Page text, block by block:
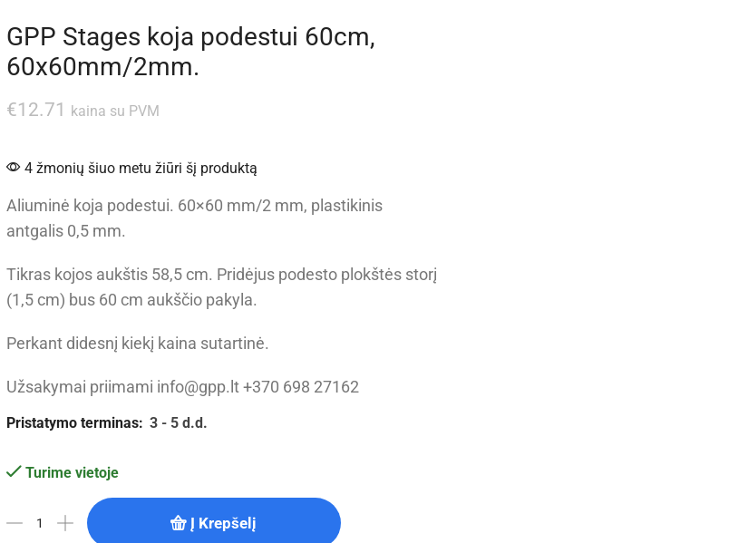
GPP Stages koja podestui 60cm,
60x60mm/2mm.
€12.71 kaina su PVM
4 žmonių šiuo metu žiūri šį produktą
Aliuminė koja podestui. 60×60 mm/2 mm, plastikinis
antgalis 0,5 mm.
Tikras kojos aukštis 58,5 cm. Pridėjus podesto plokštės storį
(1,5 cm) bus 60 cm aukščio pakyla.
Perkant didesnį kiekį kaina sutartinė.
Užsakymai priimami info@gpp.lt +370 698 27162
Pristatymo terminas: 3 - 5 d.d.
Turime vietoje
Į Krepšelį